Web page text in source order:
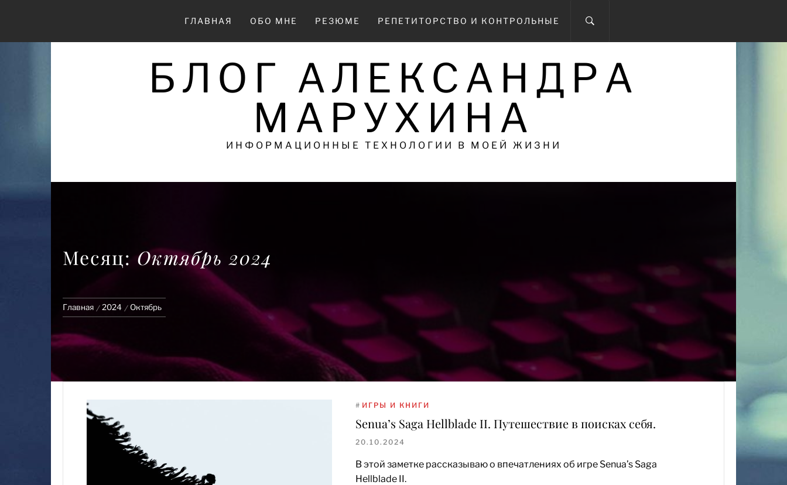
ГЛАВНАЯ ОБО МНЕ РЕЗЮМЕ РЕПЕТИТОРСТВО И КОНТРОЛЬНЫЕ
БЛОГ АЛЕКСАНДРА
МАРУХИНА
ИНФОРМАЦИОННЫЕ ТЕХНОЛОГИИ В МОЕЙ ЖИЗНИ
Месяц: Октябрь 2024
Главная 2024 Октябрь
# ИГРЫ И КНИГИ
Senua’s Saga Hellblade II. Путешествие в поисках себя.
20.10.2024
В этой заметке рассказываю о впечатлениях об игре Senua’s Saga
Hellblade II.